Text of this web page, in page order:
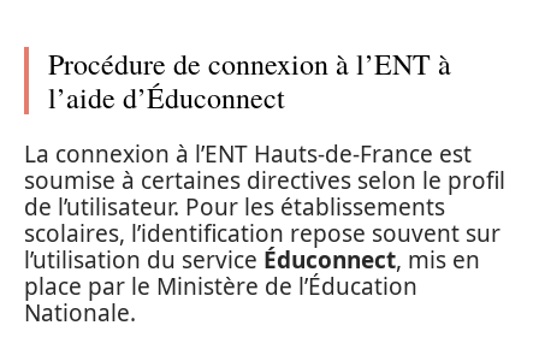
Procédure de connexion à l’ENT à
l’aide d’Éduconnect
La connexion à l’ENT Hauts-de-France est
soumise à certaines directives selon le profil
de l’utilisateur. Pour les établissements
scolaires, l’identification repose souvent sur
l’utilisation du service Éduconnect, mis en
place par le Ministère de l’Éducation
Nationale.